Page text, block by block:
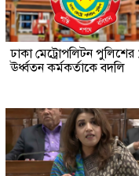
ঢাকা মেট্রোপলিটন পুলিশের
ঊর্ধ্বতন কর্মকর্তাকে বদলি